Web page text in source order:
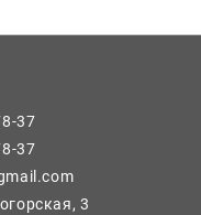
37
37
3